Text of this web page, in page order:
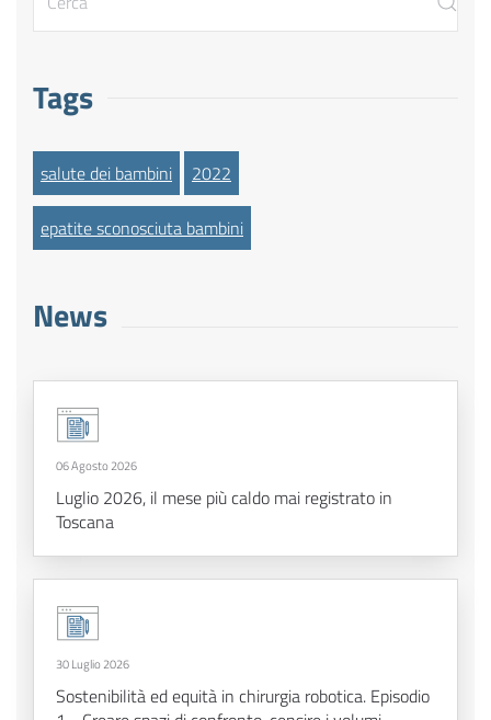
Tags
salute dei bambini 2022
epatite sconosciuta bambini
News
06 Agosto 2026
Luglio 2026, il mese più caldo mai registrato in
Toscana
30 Luglio 2026
Sostenibilità ed equità in chirurgia robotica. Episodio